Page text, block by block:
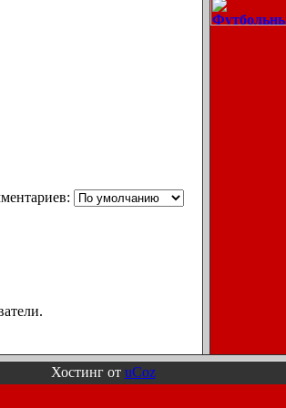
Хостинг от uCoz